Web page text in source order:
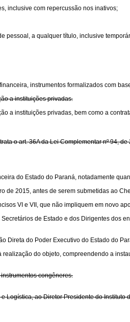
inclusive com repercussão nos inativos;
a qualquer título, inclusive
instrumentos formalizados com
a instituições privadas.
a instituições privadas, bem como a
o art. 36A da Lei Complementar nº 94,
do Estado do Paraná, notadamente
2015, antes de serem submetidas ao
VI e VII, que não impliquem em novo
de Estado e dos Dirigentes dos
Direta do Poder Executivo do Estado do
do objeto, compreendendo a
congêneres.
ao Diretor Presidente do